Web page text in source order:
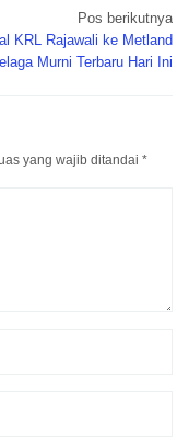
Pos berikutnya
KRL Rajawali ke Metland
Murni Terbaru Hari Ini
yang wajib ditandai *